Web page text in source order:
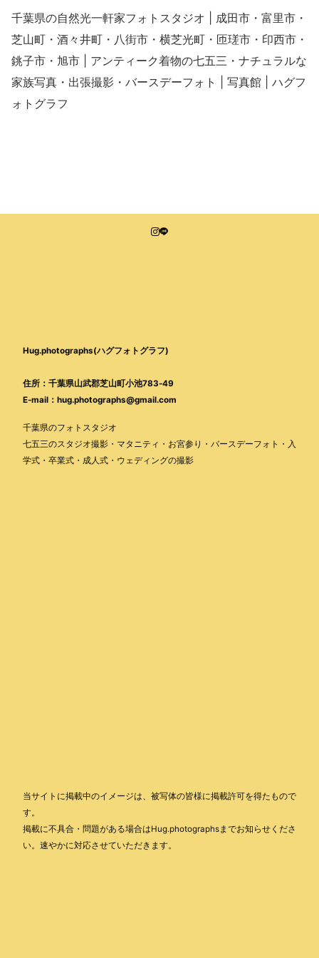
千葉県の自然光一軒家フォトスタジオ | 成田市・富里市・
芝山町・酒々井町・八街市・横芝光町・匝瑳市・印西市・
銚子市・旭市 | アンティーク着物の七五三・ナチュラルな
家族写真・出張撮影・バースデーフォト | 写真館 | ハグフ
ォトグラフ
Hug.photographs(ハグフォトグラフ)
住所：千葉県山武郡芝山町小池783-49
E-mail：hug.photographs@gmail.com
千葉県のフォトスタジオ
七五三のスタジオ撮影・マタニティ・お宮参り・バースデーフォト・入
学式・卒業式・成人式・ウェディングの撮影
当サイトに掲載中のイメージは、被写体の皆様に掲載許可を得たもので
す。
掲載に不具合・問題がある場合はHug.photographsまでお知らせくださ
い。速やかに対応させていただきます。